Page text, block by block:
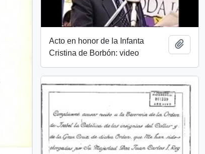
Acto en honor de la Infanta
Cristina de Borbón: video